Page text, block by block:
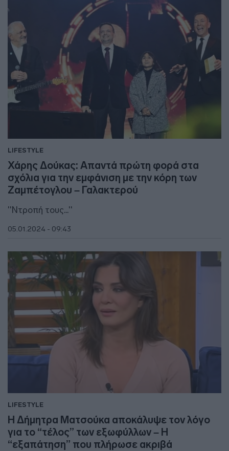
LIFESTYLE
Χάρης Δούκας: Απαντά πρώτη φορά στα
σχόλια για την εμφάνιση με την κόρη των
Ζαμπέτογλου – Γαλακτερού
''Ντροπή τους...''
05.01.2024 - 09:43
LIFESTYLE
H Δήμητρα Ματσούκα αποκάλυψε τον λόγο
για το “τέλος” των εξωφύλλων – Η
“εξαπάτηση” που πλήρωσε ακριβά